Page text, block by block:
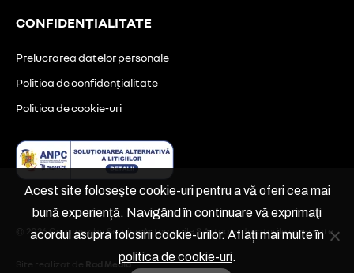
CONFIDENȚIALITATE
Prelucrarea datelor personale
Politica de confidențialitate
Politica de cookie-uri
© 2026 Coramex by Service Automobile S.A., toate drepturile rezervate.
Site realizat de Rad Media.
Acest site foloseşte cookie-uri pentru a vă oferi cea mai
bună experiență. Navigând în continuare vă exprimaţi
acordul asupra folosirii cookie-urilor. Aflați mai multe în
politica de cookie-uri.